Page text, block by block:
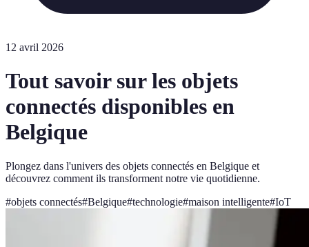
12 avril 2026
Tout savoir sur les objets
connectés disponibles en
Belgique
Plongez dans l'univers des objets connectés en Belgique et
découvrez comment ils transforment notre vie quotidienne.
#objets connectés#Belgique#technologie#maison intelligente#IoT